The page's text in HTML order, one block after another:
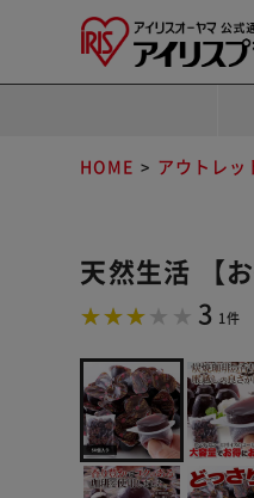
HOME アウトレッ
天然生活 【
3 1件